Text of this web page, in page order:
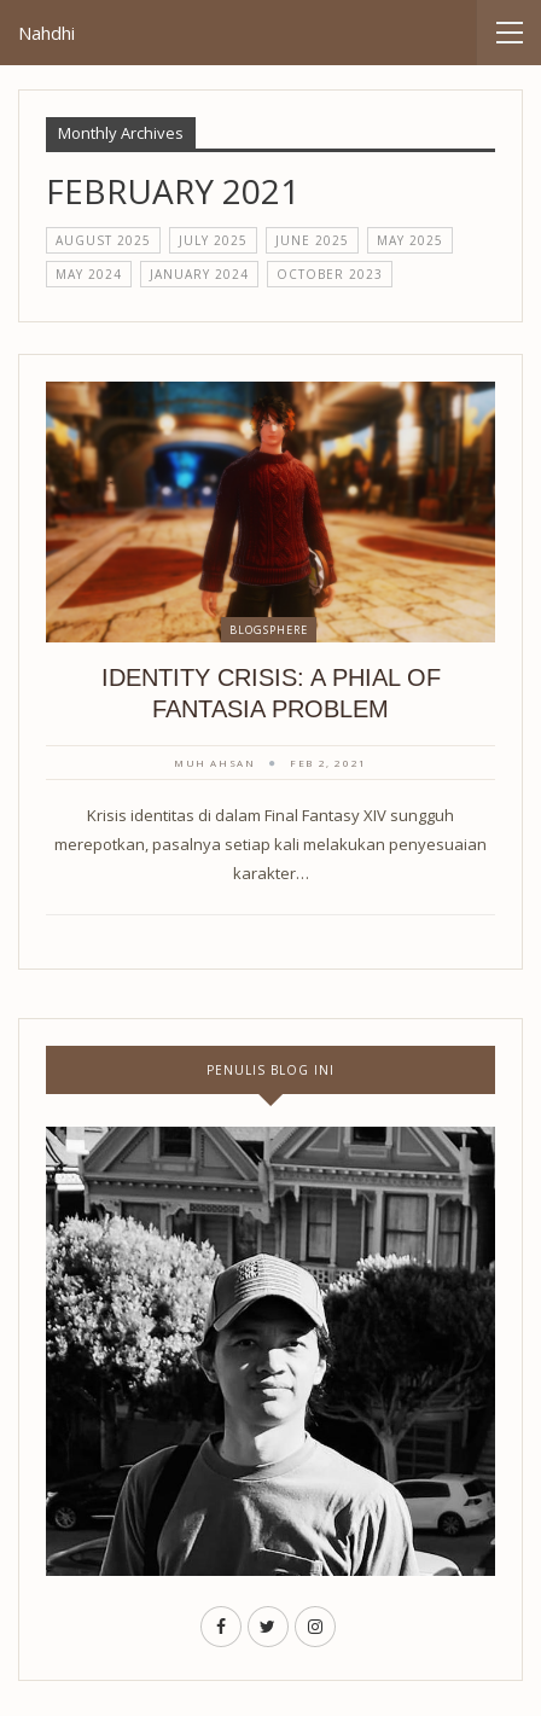
Nahdhi
Monthly Archives
FEBRUARY 2021
AUGUST 2025 JULY 2025 JUNE 2025
MAY 2025
MAY 2024
JANUARY 2024 OCTOBER 2023
BLOGSPHERE
IDENTITY CRISIS: A PHIAL OF
FANTASIA PROBLEM
MUH AHSAN FEB 2, 2021
Krisis identitas di dalam Final Fantasy XIV sungguh
merepotkan, pasalnya setiap kali melakukan penyesuaian
karakter…
PENULIS BLOG INI